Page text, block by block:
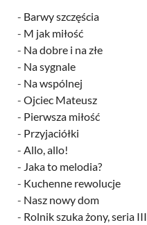
- Barwy szczęścia
- M jak miłość
- Na dobre i na złe
- Na sygnale
- Na wspólnej
- Ojciec Mateusz
- Pierwsza miłość
- Przyjaciółki
- Allo, allo!
- Jaka to melodia?
- Kuchenne rewolucje
- Nasz nowy dom
- Rolnik szuka żony, seria III